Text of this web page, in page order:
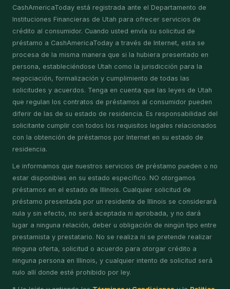
CashAmericaToday está registrada ante el Departamento de
Instituciones Financieras de Utah para ofrecer servicios de
crédito al consumidor. Cuando usted envía su solicitud de
préstamo a CashAmericaToday a través de Internet, esta se
procesa de la misma manera que si la hubiera presentado en
persona, estableciéndose Utah como la jurisdicción para la
negociación, formalización y cumplimiento de todas las
solicitudes y acuerdos. Tenga en cuenta que las leyes de Utah
que regulan los contratos de préstamos al consumidor pueden
diferir de las de su estado de residencia. Es responsabilidad del
solicitante cumplir con todos los requisitos legales relacionados
con la obtención de préstamos por Internet en su estado de
residencia.
Le informamos que nuestros servicios de préstamo pueden o no
estar disponibles en su estado específico. NO otorgamos
préstamos en el estado de Illinois. Cualquier solicitud de
préstamo presentada por un residente de Illinois se considerará
nula y sin efecto, no será aceptada ni aprobada, y no dará
lugar a ninguna relación, deber u obligación de ningún tipo entre
prestamista y prestatario. No se realiza ni se pretende realizar
ninguna oferta, solicitud o acuerdo para otorgar crédito a
ninguna persona en Illinois, y cualquier intento de solicitud será
nulo allí donde esté prohibido por ley.